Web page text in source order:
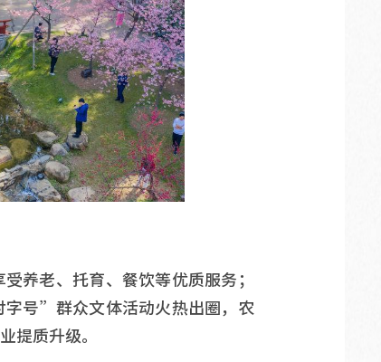
养老、托育、餐饮等优质服务；
号”群众文体活动火热出圈，农
提质升级。